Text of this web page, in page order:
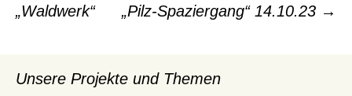
Beitrags-
Navigation
„Waldwerk“
„Pilz-Spaziergang“ 14.10.23 →
Unsere Projekte und Themen